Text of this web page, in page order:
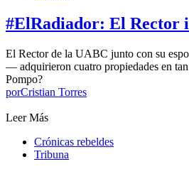
#ElRadiador: El Rector
El Rector de la UABC junto con su
— adquirieron cuatro propiedades en
Pompo?
porCristian Torres
Leer Más
Crónicas rebeldes
Tribuna